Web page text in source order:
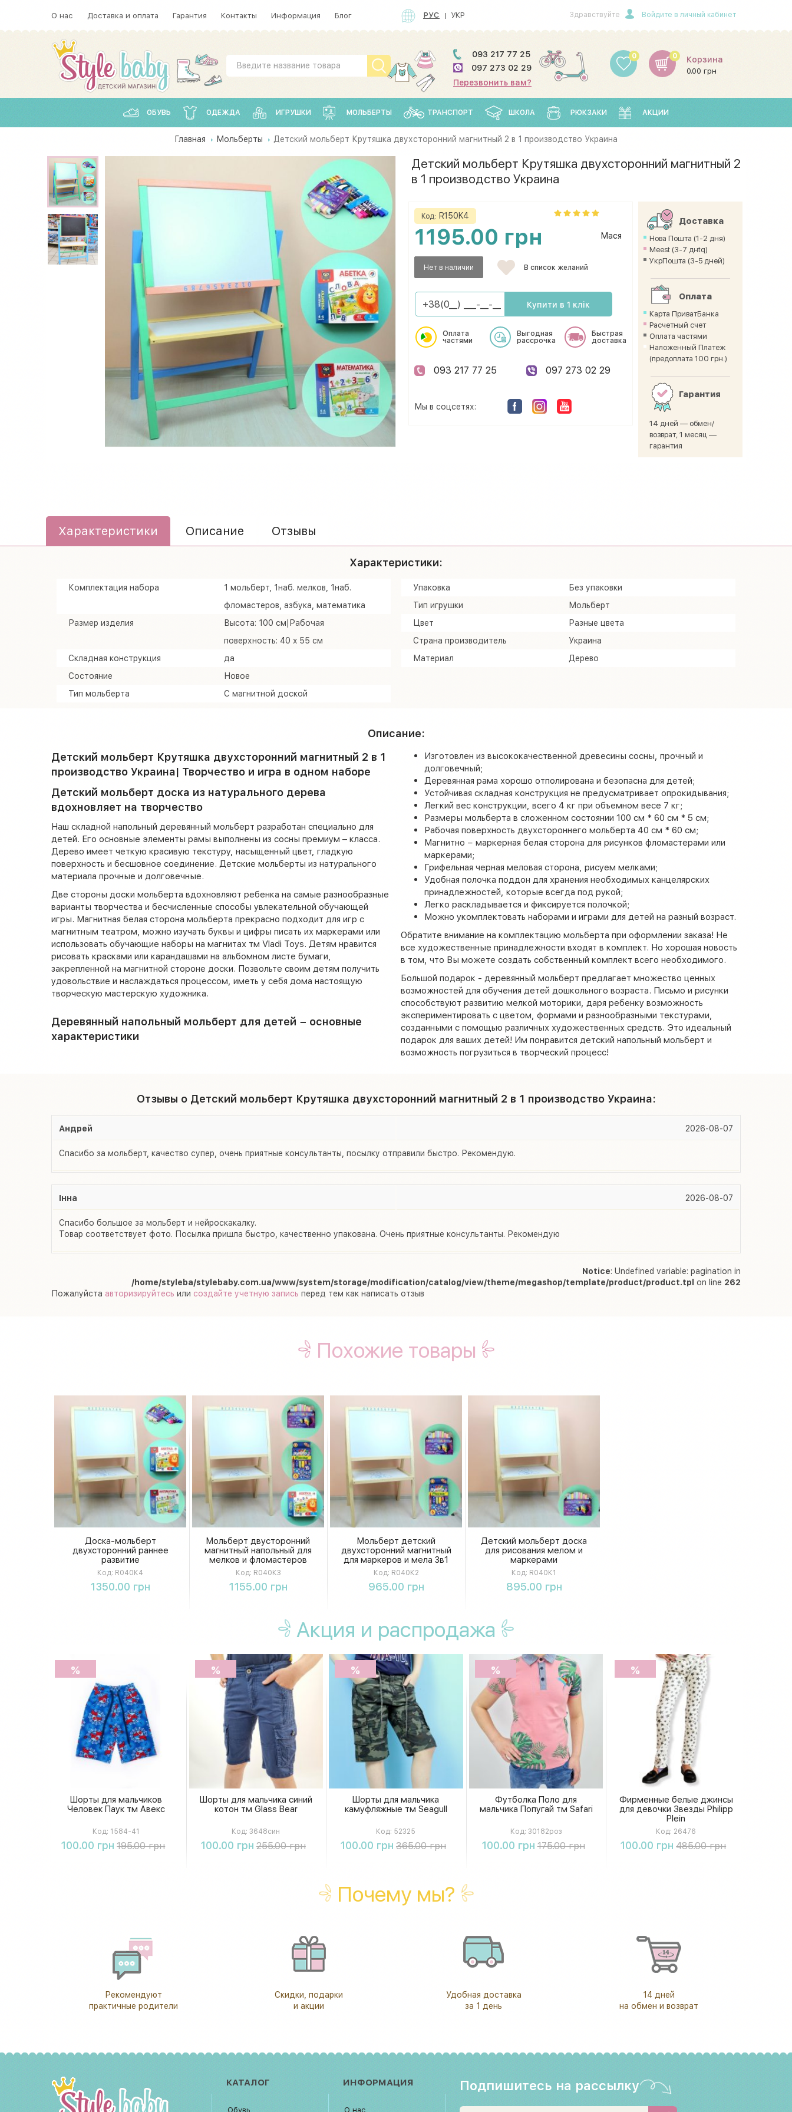
О нас Доставка и оплата Гарантия Контакты Информация Блог РУС УКР Здравствуйте Войдите в личный кабинет
093 217 77 25
097 273 02 29
Перезвонить вам?
0 Корзина
0.00 грн
0
ОБУВЬ ОДЕЖДА ИГРУШКИ МОЛЬБЕРТЫ ТРАНСПОРТ ШКОЛА РЮКЗАКИ АКЦИИ
Главная Мольберты Детский мольберт Крутяшка двухсторонний магнитный 2 в 1 производство Украина
Детский мольберт Крутяшка двухсторонний магнитный 2
в 1 производство Украина
Код: R150K4
1195.00 грн Мася
Нет в наличии В список желаний
Купити в 1 клік
Оплата
частями
Выгодная
рассрочка
Быстрая
доставка
093 217 77 25 097 273 02 29
Мы в соцсетях:
Доставка
Нова Пошта (1-2 дня)
Meest (3-7 днtq)
УкрПошта (3-5 дней)
Оплата
Карта ПриватБанка
Расчетный счет
Оплата частями
Наложенный Платеж
(предоплата 100 грн.)
Гарантия
14 дней — обмен/
возврат, 1 месяц —
гарантия
Характеристики Описание Отзывы
Характеристики:
Комплектация набора
1 мольберт, 1наб. мелков, 1наб.
фломастеров, азбука, математика
Размер изделия
Высота: 100 см|Рабочая
поверхность: 40 x 55 см
Складная конструкция
да
Состояние
Новое
Тип мольберта
С магнитной доской
Упаковка
Без упаковки
Тип игрушки
Мольберт
Цвет
Разные цвета
Страна производитель
Украина
Материал
Дерево
Описание:
Детский мольберт Крутяшка двухсторонний магнитный 2 в 1
производство Украина| Творчество и игра в одном наборе
Детский мольберт доска из натурального дерева
вдохновляет на творчество
Наш складной напольный деревянный мольберт разработан специально для
детей. Его основные элементы рамы выполнены из сосны премиум – класса.
Дерево имеет четкую красивую текстуру, насыщенный цвет, гладкую
поверхность и бесшовное соединение. Детские мольберты из натурального
материала прочные и долговечные.
Две стороны доски мольберта вдохновляют ребенка на самые разнообразные
варианты творчества и бесчисленные способы увлекательной обучающей
игры. Магнитная белая сторона мольберта прекрасно подходит для игр с
магнитным театром, можно изучать буквы и цифры писать их маркерами или
использовать обучающие наборы на магнитах тм Vladi Toys. Детям нравится
рисовать красками или карандашами на альбомном листе бумаги,
закрепленной на магнитной стороне доски. Позвольте своим детям получить
удовольствие и наслаждаться процессом, иметь у себя дома настоящую
творческую мастерскую художника.
Деревянный напольный мольберт для детей − основные
характеристики
Изготовлен из высококачественной древесины сосны, прочный и
долговечный;
Деревянная рама хорошо отполирована и безопасна для детей;
Устойчивая складная конструкция не предусматривает опрокидывания;
Легкий вес конструкции, всего 4 кг при объемном весе 7 кг;
Размеры мольберта в сложенном состоянии 100 см * 60 см * 5 см;
Рабочая поверхность двухстороннего мольберта 40 см * 60 см;
Магнитно − маркерная белая сторона для рисунков фломастерами или
маркерами;
Грифельная черная меловая сторона, рисуем мелками;
Удобная полочка поддон для хранения необходимых канцелярских
принадлежностей, которые всегда под рукой;
Легко раскладывается и фиксируется полочкой;
Можно укомплектовать наборами и играми для детей на разный возраст.
Обратите внимание на комплектацию мольберта при оформлении заказа! Не
все художественные принадлежности входят в комплект. Но хорошая новость
в том, что Вы можете создать собственный комплект всего необходимого.
Большой подарок - деревянный мольберт предлагает множество ценных
возможностей для обучения детей дошкольного возраста. Письмо и рисунки
способствуют развитию мелкой моторики, даря ребенку возможность
экспериментировать с цветом, формами и разнообразными текстурами,
созданными с помощью различных художественных средств. Это идеальный
подарок для ваших детей! Им понравится детский напольный мольберт и
возможность погрузиться в творческий процесс!
Отзывы о Детский мольберт Крутяшка двухсторонний магнитный 2 в 1 производство Украина:
Андрей 2026-08-07
Спасибо за мольберт, качество супер, очень приятные консультанты, посылку отправили быстро. Рекомендую.
Інна 2026-08-07
Спасибо большое за мольберт и нейроскакалку.
Товар соответствует фото. Посылка пришла быстро, качественно упакована. Очень приятные консультанты. Рекомендую
Notice: Undefined variable: pagination in
/home/styleba/stylebaby.com.ua/www/system/storage/modification/catalog/view/theme/megashop/template/product/product.tpl on line 262
Пожалуйста авторизируйтесь или создайте учетную запись перед тем как написать отзыв
Похожие товары
Доска-мольберт
двухсторонний раннее
развитие
Код: R040К4
1350.00 грн
Купить
Мольберт двусторонний
магнитный напольный для
мелков и фломастеров
Код: R040К3
1155.00 грн
Купить
Мольберт детский
двухсторонний магнитный
для маркеров и мела 3в1
Код: R040К2
965.00 грн
Купить
Детский мольберт доска
для рисования мелом и
маркерами
Код: R040К1
895.00 грн
Купить
Акция и распродажа
%
Шорты для мальчиков
Человек Паук тм Авекс
Код: 1584-41
100.00 грн 195.00 грн
Купить
%
Шорты для мальчика синий
котон тм Glass Bear
Код: 3648син
100.00 грн 255.00 грн
Купить
%
Шорты для мальчика
камуфляжные тм Seagull
Код: 52325
100.00 грн 365.00 грн
Купить
%
Футболка Поло для
мальчика Попугай тм Safari
Код: 30182роз
100.00 грн 175.00 грн
Купить
%
Фирменные белые джинсы
для девочки Звезды Philipp
Plein
Код: 26476
100.00 грн 485.00 грн
Купить
Почему мы?
Рекомендуют
практичные родители
Скидки, подарки
и акции
Удобная доставка
за 1 день
14 дней
на обмен и возврат
КАТАЛОГ
Обувь
ИНФОРМАЦИЯ
О нас
Подпишитесь на рассылку